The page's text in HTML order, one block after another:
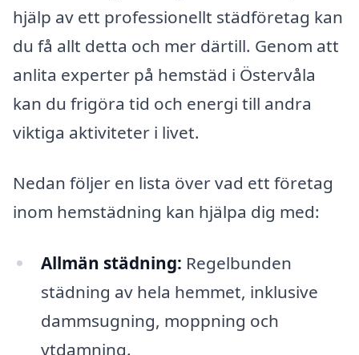
hjälp av ett professionellt städföretag kan
du få allt detta och mer därtill. Genom att
anlita experter på hemstäd i Östervåla
kan du frigöra tid och energi till andra
viktiga aktiviteter i livet.
Nedan följer en lista över vad ett företag
inom hemstädning kan hjälpa dig med:
Allmän städning: Regelbunden
städning av hela hemmet, inklusive
dammsugning, moppning och
ytdamning.